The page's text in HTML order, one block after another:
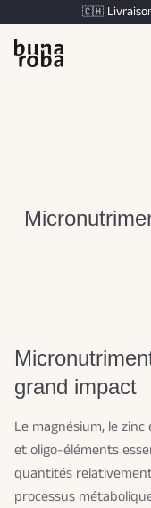
🇨🇭
grand impact
Le magnésium, le
et oligo-éléments
quantités
processus